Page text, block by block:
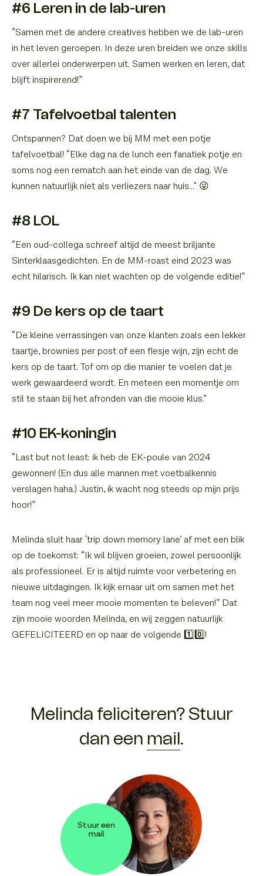
#6 Leren in de lab-uren
“Samen met de andere creatives hebben we de lab-uren
in het leven geroepen. In deze uren breiden we onze skills
over allerlei onderwerpen uit. Samen werken en leren, dat
blijft inspirerend!”
#7 Tafelvoetbal talenten
Ontspannen? Dat doen we bij MM met een potje
tafelvoetbal! “Elke dag na de lunch een fanatiek potje en
soms nog een rematch aan het einde van de dag. We
kunnen natuurlijk niet als verliezers naar huis…" 😜
#8 LOL
“Een oud-collega schreef altijd de meest briljante
Sinterklaasgedichten. En de MM-roast eind 2023 was
echt hilarisch. Ik kan niet wachten op de volgende editie!”
#9 De kers op de taart
“De kleine verrassingen van onze klanten zoals een lekker
taartje, brownies per post of een flesje wijn, zijn echt de
kers op de taart. Tof om op die manier te voelen dat je
werk gewaardeerd wordt. En meteen een momentje om
stil te staan bij het afronden van die mooie klus.”
#10 EK-koningin
“Last but not least: ik heb de EK-poule van 2024
gewonnen! (En dus alle mannen met voetbalkennis
verslagen haha.) Justin, ik wacht nog steeds op mijn prijs
hoor!”
Melinda sluit haar ‘trip down memory lane’ af met een blik
op de toekomst: “Ik wil blijven groeien, zowel persoonlijk
als professioneel. Er is altijd ruimte voor verbetering en
nieuwe uitdagingen. Ik kijk ernaar uit om samen met het
team nog veel meer mooie momenten te beleven!” Dat
zijn mooie woorden Melinda, en wij zeggen natuurlijk
GEFELICITEERD en op naar de volgende 1️⃣0️⃣!
Melinda feliciteren? Stuur
dan een mail.
Stuur een
mail